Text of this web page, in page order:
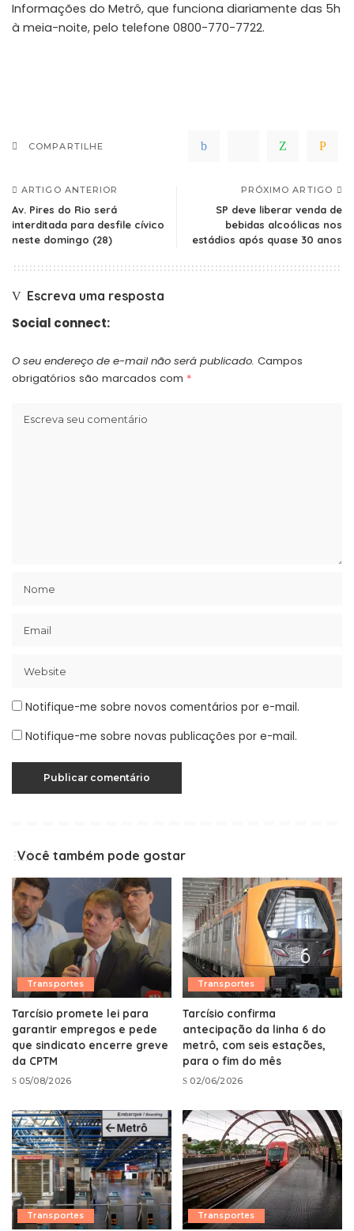
Informações do Metrô, que funciona diariamente das 5h
à meia-noite, pelo telefone 0800-770-7722.
COMPARTILHE
ARTIGO ANTERIOR
Av. Pires do Rio será
interditada para desfile cívico
neste domingo (28)
PRÓXIMO ARTIGO
SP deve liberar venda de
bebidas alcoólicas nos
estádios após quase 30 anos
Escreva uma resposta
Social connect:
O seu endereço de e-mail não será publicado. Campos
obrigatórios são marcados com *
Notifique-me sobre novos comentários por e-mail.
Notifique-me sobre novas publicações por e-mail.
Você também pode gostar
Transportes
Tarcísio promete lei para
garantir empregos e pede
que sindicato encerre greve
da CPTM
05/08/2026
Transportes
Tarcísio confirma
antecipação da linha 6 do
metrô, com seis estações,
para o fim do mês
02/06/2026
Transportes Transportes